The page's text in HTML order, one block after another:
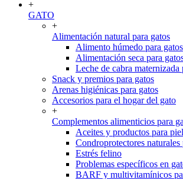
+
GATO
+
Alimentación natural para gatos
Alimento húmedo para gatos
Alimentación seca para
Leche de cabra maternizada
Snack y premios para gatos
Arenas higiénicas para gatos
Accesorios para el hogar del gato
+
Complementos alimenticios para
Aceites y productos para
Condroprotectores naturales
Estrés felino
Problemas específicos en
BARF y multivitamínicos